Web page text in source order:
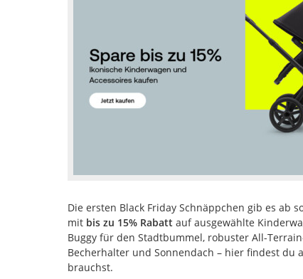
Die ersten Black Friday Schnäppchen gib es ab
mit bis zu 15% Rabatt auf ausgewählte
Buggy für den Stadtbummel, robuster All-
Becherhalter und Sonnendach – hier findest du
brauchst.